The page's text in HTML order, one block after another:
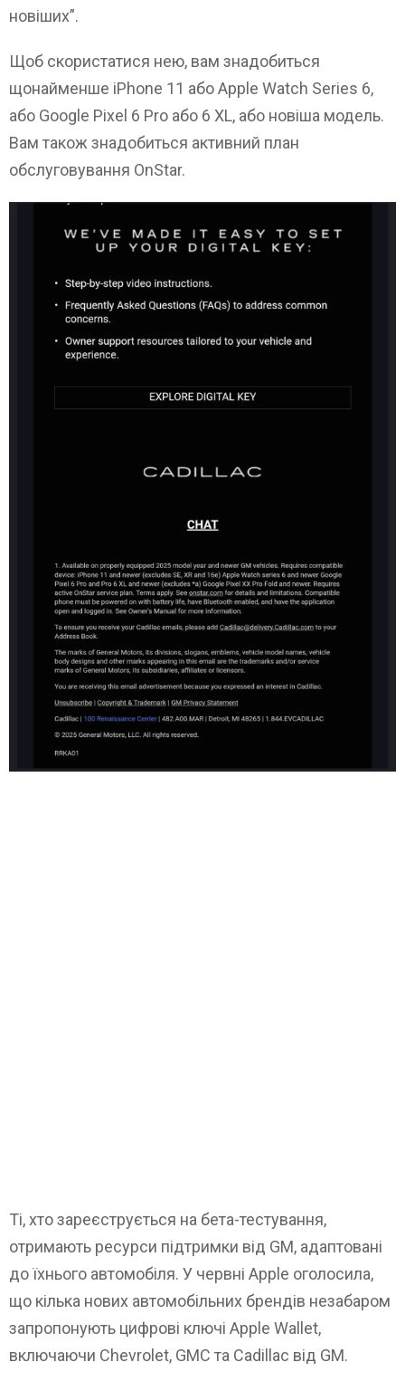
новіших”.
Щоб скористатися нею, вам знадобиться
щонайменше iPhone 11 або Apple Watch Series 6,
або Google Pixel 6 Pro або 6 XL, або новіша модель.
Вам також знадобиться активний план
обслуговування OnStar.
Ті, хто зареєструється на бета-тестування,
отримають ресурси підтримки від GM, адаптовані
до їхнього автомобіля. У червні Apple оголосила,
що кілька нових автомобільних брендів незабаром
запропонують цифрові ключі Apple Wallet,
включаючи Chevrolet, GMC та Cadillac від GM.